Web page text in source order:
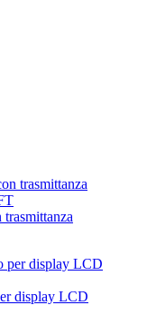
display LCD